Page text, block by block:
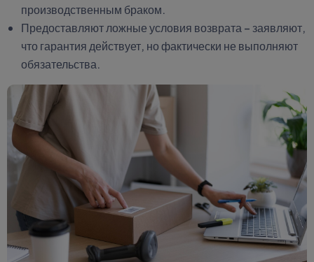
производственным браком.
Предоставляют ложные условия возврата – заявляют,
что гарантия действует, но фактически не выполняют
обязательства.